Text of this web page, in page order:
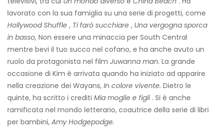
lavorato con la sua famiglia su una serie di progetti, come
Hollywood Shuffle , Ti farò succhiare , Una vergogna sporca
in basso, Non essere una minaccia per South Central
mentre bevi il tuo succo nel cofano, e ha anche avuto un
ruolo da protagonista nel film Juwanna man. La grande
occasione di Kim è arrivata quando ha iniziato ad apparire
nella creazione dei Wayans, In colore vivente. Dietro le
quinte, ha scritto i crediti Mia moglie e figli. Si è anche
ramificata nel mondo letterario, coautrice della serie di libri
per bambini, Amy Hodgepodge.